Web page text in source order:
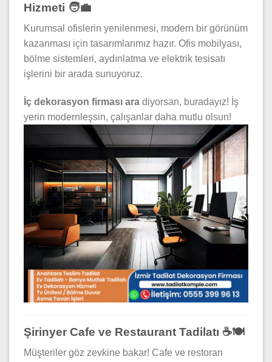
Hizmeti 🧑‍💼
Kurumsal ofislerin yenilenmesi, modern bir görünüm
kazanması için tasarımlarımız hazır. Ofis mobilyası,
bölme sistemleri, aydınlatma ve elektrik tesisatı
işlerini bir arada sunuyoruz.
İç dekorasyon firması ara diyorsan, buradayız! İş
yerin modernleşsin, çalışanlar daha mutlu olsun!
Şirinyer Cafe ve Restaurant Tadilatı ☕🍽️
Müşteriler göz zevkine bakar! Cafe ve restoran